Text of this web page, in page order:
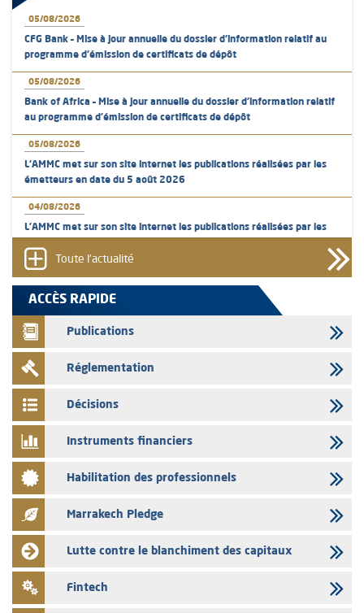
05/08/2026
CFG Bank – Mise à jour annuelle du dossier d’information relatif au
programme d'émission de certificats de dépôt
05/08/2026
Bank of Africa – Mise à jour annuelle du dossier d’information relatif
au programme d'émission de certificats de dépôt
05/08/2026
L’AMMC met sur son site internet les publications réalisées par les
émetteurs en date du 5 août 2026
04/08/2026
L’AMMC met sur son site internet les publications réalisées par les
03/08/2026
Saham Bank – Mise à jour annuelle du dossier d’information relatif au
programme d'émission de certificats de dépôt
03/08/2026
L’AMMC met sur son site internet les publications réalisées par les
émetteurs en date du 3 août 2026
Liste des agréments et visas d'OPCVM accordés par l'AMMC pour le
03/08/2026
L' AMMC publie les indicateurs mensuels du marché des capitaux pour
le mois de Juin 2026
31/07/2026
L’AMMC met sur son site internet les publications réalisées par les
émetteurs du 30 au 31 juillet 2026
31/07/2026
VEOLIA ENVIRONNEMENT – L’AMMC vise le prospectus définitif relatif
Toute l'actualité
ACCÈS RAPIDE
Publications
Réglementation
Décisions
Instruments financiers
Habilitation des professionnels
Marrakech Pledge
Lutte contre le blanchiment des capitaux
Fintech